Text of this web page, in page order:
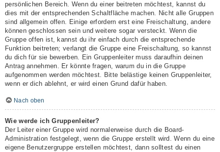
persönlichen Bereich. Wenn du einer beitreten möchtest, kannst du
dies mit der entsprechenden Schaltfläche machen. Nicht alle Gruppen
sind allgemein offen. Einige erfordern erst eine Freischaltung, andere
können geschlossen sein und weitere sogar versteckt. Wenn die
Gruppe offen ist, kannst du ihr einfach durch die entsprechende
Funktion beitreten; verlangt die Gruppe eine Freischaltung, so kannst
du dich für sie bewerben. Ein Gruppenleiter muss daraufhin deinen
Antrag annehmen. Er könnte fragen, warum du in die Gruppe
aufgenommen werden möchtest. Bitte belästige keinen Gruppenleiter,
wenn er dich ablehnt, er wird einen Grund dafür haben.
Nach oben
Wie werde ich Gruppenleiter?
Der Leiter einer Gruppe wird normalerweise durch die Board-
Administration festgelegt, wenn die Gruppe erstellt wird. Wenn du eine
eigene Benutzergruppe erstellen möchtest, dann solltest du einen